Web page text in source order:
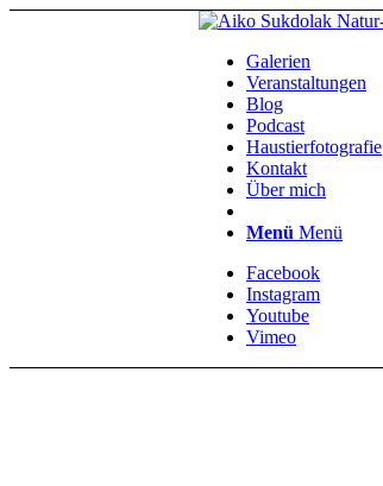
Galerien
Veranstaltungen
Blog
Podcast
Haustierfotografie
Kontakt
Über mich
Menü Menü
Facebook
Instagram
Youtube
Vimeo